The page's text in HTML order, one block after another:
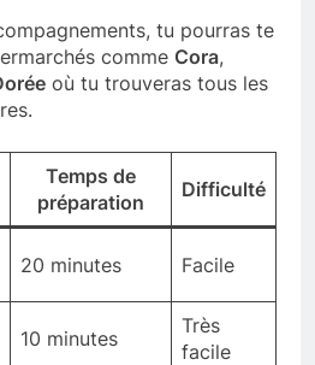
tu pourras te
comme Cora,
où tu trouveras tous les
Temps de
préparation
Difficulté
20 minutes Facile
10 minutes
Très
facile